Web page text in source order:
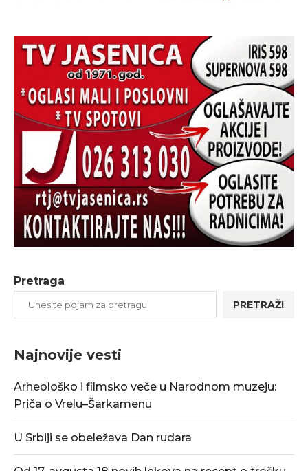
Pretraga
PRETRAŽI
Najnovije vesti
Arheološko i filmsko veče u Narodnom muzeju:
Priča o Vrelu–Šarkamenu
U Srbiji se obeležava Dan rudara